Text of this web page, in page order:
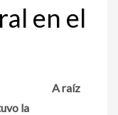
en el
A raíz
la